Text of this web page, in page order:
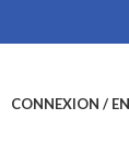
CONNEXION /